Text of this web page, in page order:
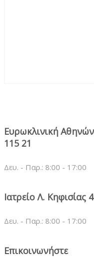
Ευρωκλινική
115 21
Δευ. - Παρ.: 8:00 - 17:00
Ιατρείο Λ.
Δευ. - Παρ.: 8:00 - 17:00
Επικοινωνήστε